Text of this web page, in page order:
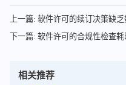
上一篇: 软件许可的续订决策缺
下一篇: 软件许可的合规性检查
相关推荐